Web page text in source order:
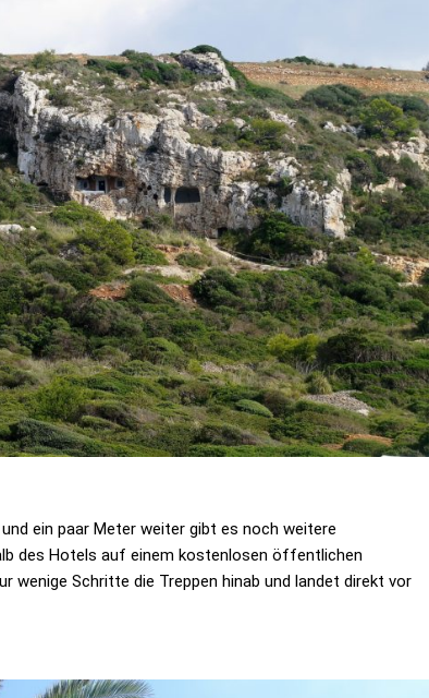
ein paar Meter weiter gibt es noch weitere
des Hotels auf einem kostenlosen öffentlichen
wenige Schritte die Treppen hinab und landet direkt vor